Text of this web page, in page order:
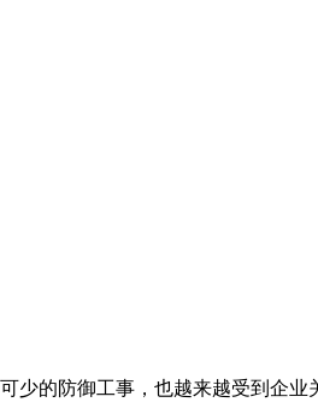
少的防御工事，也越来越受到企